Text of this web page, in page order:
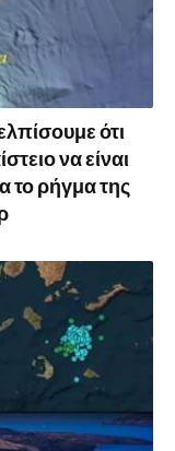
ότι
να είναι
το ρήγμα της